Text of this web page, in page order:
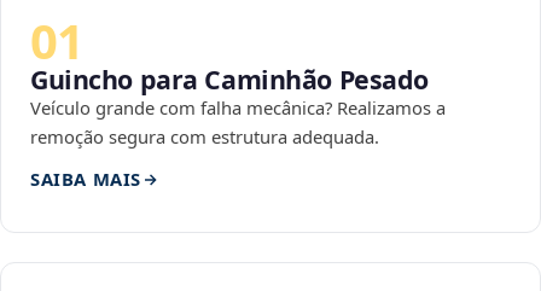
01
Guincho para Caminhão Pesado
Veículo grande com falha mecânica? Realizamos a
remoção segura com estrutura adequada.
SAIBA MAIS